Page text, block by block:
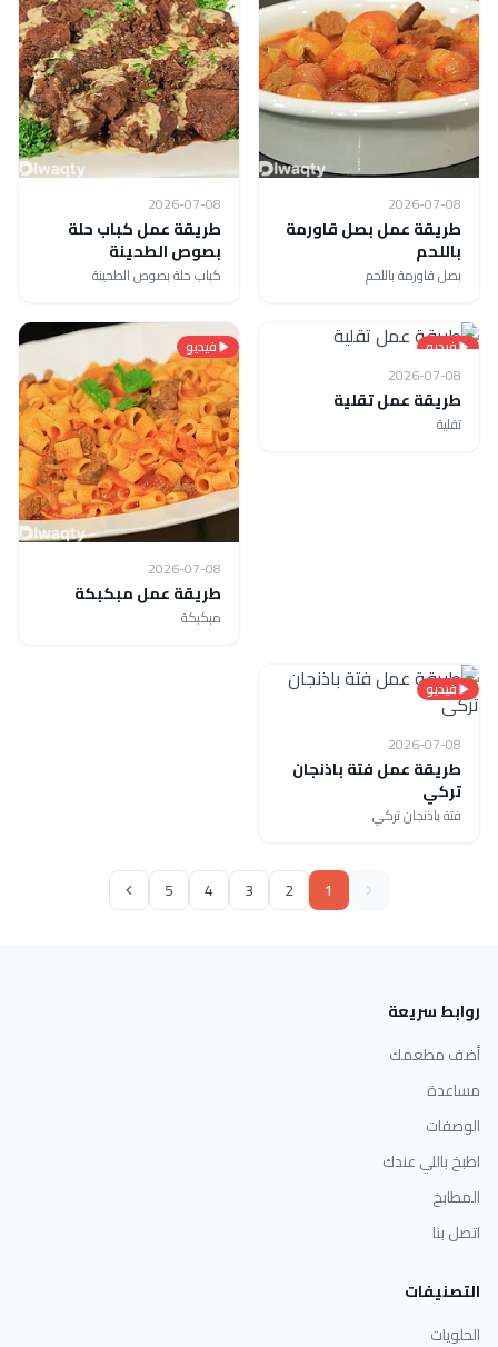
2026-07-08
طريقة عمل بصل قاورمة
باللحم
بصل قاورمة باللحم
2026-07-08
طريقة عمل كباب حلة
بصوص الطحينة
كباب حلة بصوص الطحينة
فيديو
2026-07-08
طريقة عمل تقلية
تقلية
فيديو
2026-07-08
طريقة عمل مبكبكة
مبكبكة
فيديو
2026-07-08
طريقة عمل فتة باذنجان
تركي
فتة باذنجان تركي
1
2
3
4
5
روابط سريعة
أضف مطعمك
مساعدة
الوصفات
اطبخ باللي عندك
المطابخ
اتصل بنا
التصنيفات
الحلويات